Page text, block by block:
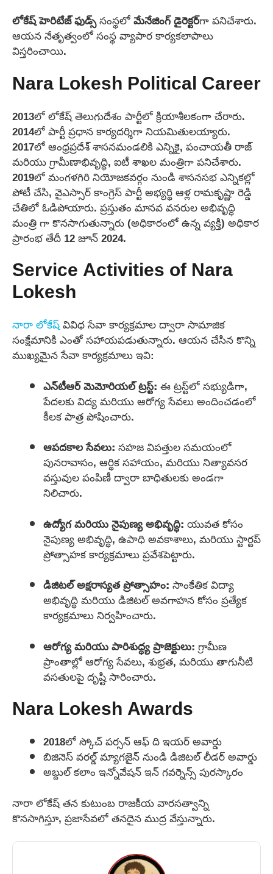
లోకేష్ హెరిటేజ్ ఫుడ్స్సంస్థలోమేనేజింగ్ డైరెక్టర్‌గా పనిచేశారు.
ఆయన నేతృత్వంలో సంస్థ వ్యాపార కార్యకలాపాలు
విస్తరించాయి.
Nara Lokesh Political Career
2013లో లోకేష్ తెలుగుదేశం పార్టీలో క్రియాశీలకంగా చేరారు.
2014లో పార్టీ ప్రధాన కార్యదర్శిగా నియమితులయ్యారు.
2017లో ఆంధ్రప్రదేశ్ శాసనమండలికి ఎన్నికై, పంచాయతీ రాజ్
మరియు గ్రామీణాభివృద్ధి, ఐటీ శాఖల మంత్రిగా పనిచేశారు.
2019లో మంగళగిరి నియోజకవర్గం నుండి శాసనసభ ఎన్నికల్లో
పోటీ చేసి, వైఎస్సార్ కాంగ్రెస్ పార్టీ అభ్యర్థి ఆళ్ల రామకృష్ణా రెడ్డి
చేతిలో ఓడిపోయారు. ప్రస్తుతం మానవ వనరుల అభివృద్ధి
మంత్రి గా కొనసాగుతున్నారు (అధికారంలో ఉన్న వ్యక్తి) అధికార
ప్రారంభ తేదీ 12 జూన్ 2024.
Service Activities of Nara
Lokesh
నారా లోకేష్వివిధ సేవా కార్యక్రమాల ద్వారా సామాజిక
సంక్షేమానికి ఎంతో సహాయపడుతున్నారు. ఆయన చేసిన కొన్ని
ముఖ్యమైన సేవా కార్యక్రమాలు ఇవి:
ఎన్‌టీఆర్ మెమోరియల్ ట్రస్ట్:ఈ ట్రస్ట్‌లో సభ్యుడిగా,
పేదలకు విద్య మరియు ఆరోగ్య సేవలు అందించడంలో
కీలక పాత్ర పోషించారు.
ఆపదకాల సేవలు:సహజ విపత్తుల సమయంలో
పునరావాసం, ఆర్థిక సహాయం, మరియు నిత్యావసర
వస్తువుల పంపిణీ ద్వారా బాధితులకు అండగా
నిలిచారు.
ఉద్యోగ మరియు నైపుణ్య అభివృద్ధి:యువత కోసం
నైపుణ్య అభివృద్ధి, ఉపాధి అవకాశాలు, మరియు స్టార్టప్
ప్రోత్సాహక కార్యక్రమాలు ప్రవేశపెట్టారు.
డిజిటల్ అక్షరాస్యత ప్రోత్సాహం:సాంకేతిక విద్యా
అభివృద్ధి మరియు డిజిటల్ అవగాహన కోసం ప్రత్యేక
కార్యక్రమాలు నిర్వహించారు.
ఆరోగ్య మరియు పారిశుద్ధ్య ప్రాజెక్టులు:గ్రామీణ
ప్రాంతాల్లో ఆరోగ్య సేవలు, శుభ్రత, మరియు తాగునీటి
వసతులపై దృష్టి సారించారు.
Nara Lokesh Awards
2018లో స్కోచ్ పర్సన్ ఆఫ్ ది ఇయర్ అవార్డు
బిజినెస్ వరల్డ్ మ్యాగజైన్ నుండి డిజిటల్ లీడర్ అవార్డు
అబ్దుల్ కలాం ఇన్నోవేషన్ ఇన్ గవర్నెన్స్ పురస్కారం
నారా లోకేష్ తన కుటుంబ రాజకీయ వారసత్వాన్ని
కొనసాగిస్తూ, ప్రజాసేవలో తనదైన ముద్ర వేస్తున్నారు.